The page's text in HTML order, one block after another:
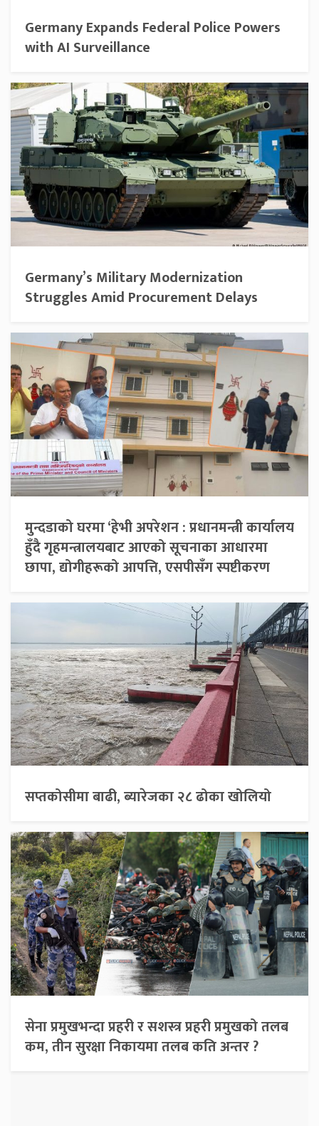
Germany Expands Federal Police Powers
with AI Surveillance
Germany’s Military Modernization
Struggles Amid Procurement Delays
मुन्दडाको घरमा ‘हेभी अपरेशन : प्रधानमन्त्री कार्यालय
हुँदै गृहमन्त्रालयबाट आएको सूचनाका आधारमा
छापा, द्योगीहरूको आपत्ति, एसपीसँग स्पष्टीकरण
सप्तकोसीमा बाढी, ब्यारेजका २८ ढोका खोलियो
सेना प्रमुखभन्दा प्रहरी र सशस्त्र प्रहरी प्रमुखको तलब
कम, तीन सुरक्षा निकायमा तलब कति अन्तर ?